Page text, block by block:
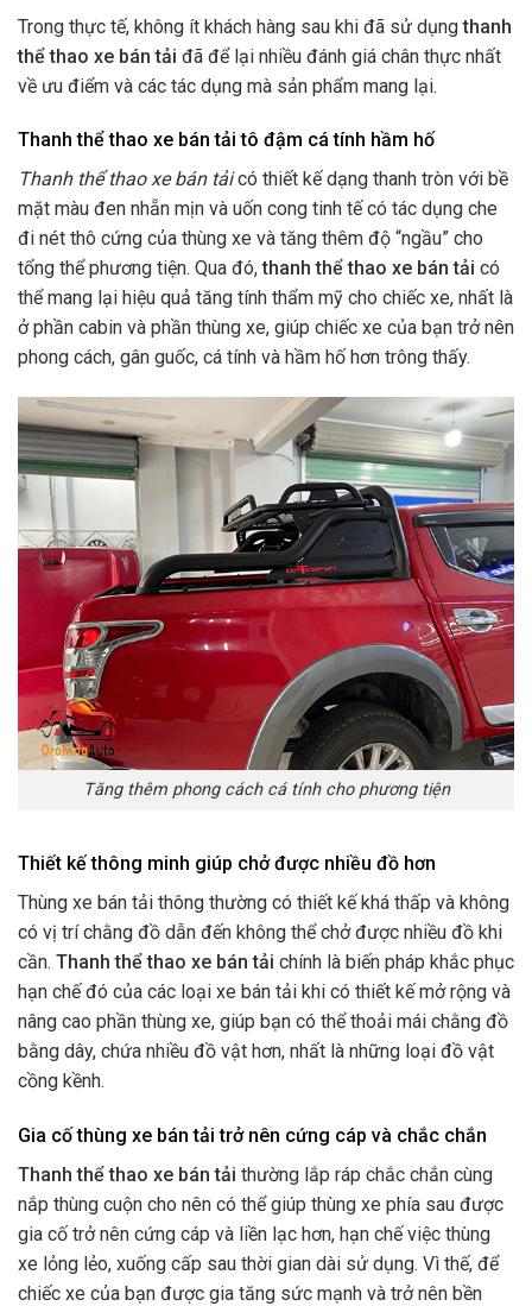
Trong thực tế, không ít khách hàng sau khi đã sử dụngthanh
thể thao xe bán tải đã để lại nhiều đánh giá chân thực nhất
về ưu điểm và các tác dụng mà sản phẩm mang lại.
Thanh thể thao xe bán tải tô đậm cá tính hầm hố
Thanh thể thao xe bán tải có thiết kế dạng thanh tròn với bề
mặt màu đen nhẵn mịn và uốn cong tinh tế có tác dụng che
đi nét thô cứng của thùng xe và tăng thêm độ “ngầu” cho
tổng thể phương tiện. Qua đó,thanh thể thao xe bán tải có
thể mang lại hiệu quả tăng tính thẩm mỹ cho chiếc xe, nhất là
ở phần cabin và phần thùng xe, giúp chiếc xe của bạn trở nên
phong cách, gân guốc, cá tính và hầm hố hơn trông thấy.
Tăng thêm phong cách cá tính cho phương tiện
Thiết kế thông minh giúp chở được nhiều đồ hơn
Thùng xe bán tải thông thường có thiết kế khá thấp và không
có vị trí chằng đồ dẫn đến không thể chở được nhiều đồ khi
cần. Thanh thể thao xe bán tải chính là biến pháp khắc phục
hạn chế đó của các loại xe bán tải khi có thiết kế mở rộng và
nâng cao phần thùng xe, giúp bạn có thể thoải mái chằng đồ
bằng dây, chứa nhiều đồ vật hơn, nhất là những loại đồ vật
cồng kềnh.
Gia cố thùng xe bán tải trở nên cứng cáp và chắc chắn
Thanh thể thao xe bán tải thường lắp ráp chắc chắn cùng
nắp thùng cuộn cho nên có thể giúp thùng xe phía sau được
gia cố trở nên cứng cáp và liền lạc hơn, hạn chế việc thùng
xe lỏng lẻo, xuống cấp sau thời gian dài sử dụng. Vì thế, để
chiếc xe của bạn được gia tăng sức mạnh và trở nên bền